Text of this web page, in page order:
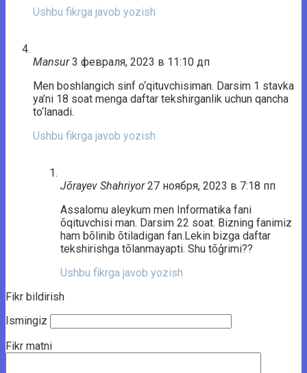
Ushbu fikrga javob yozish
Mansur 3 февраля, 2023 в 11:10 дп
Men boshlangich sinf o‘qituvchisiman. Darsim 1 stavka
ya’ni 18 soat menga daftar tekshirganlik uchun qancha
to‘lanadi.
Ushbu fikrga javob yozish
Jõrayev Shahriyor 27 ноября, 2023 в 7:18 пп
Assalomu aleykum men Informatika fani
õqituvchisi man. Darsim 22 soat. Bizning fanimiz
ham bõlinib õtiladigan fan.Lekin bizga daftar
tekshirishga tõlanmayapti. Shu tõģrimi??
Ushbu fikrga javob yozish
Fikr bildirish
Ismingiz
Fikr matni